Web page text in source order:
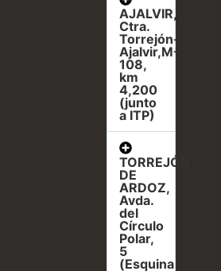
AJALVIR,
Ctra.
Torrejón-
Ajalvir,M-
108,
km
4,200
(junto
a ITP)
TORREJÓN
DE
ARDOZ,
Avda.
del
Círculo
Polar,
5
(Esquina